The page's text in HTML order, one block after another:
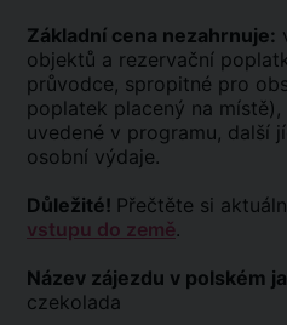
Základní cena nezahrnuje:
objektů a rezervační
průvodce, spropitné pro
poplatek placený na
uvedené v programu, další
osobní výdaje.
Důležité! Přečtěte si
vstupu do země.
Název zájezdu v polském
czekolada